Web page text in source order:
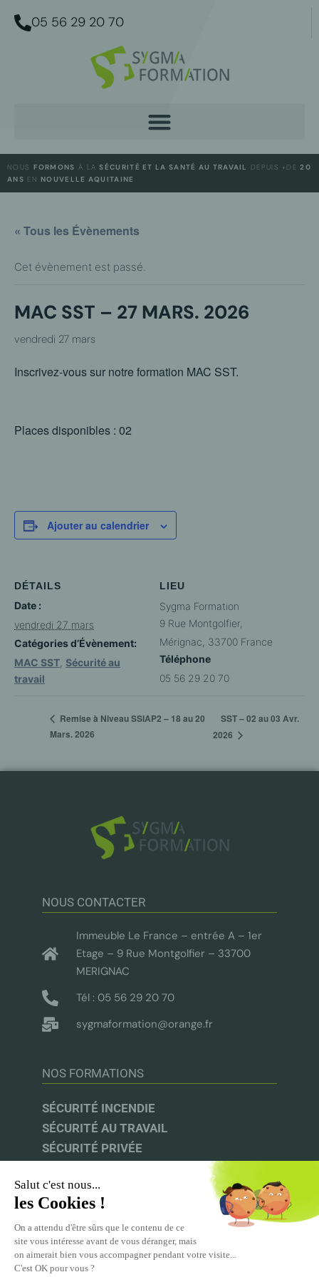
05 56 29 20 70
NOUS FORMONS À LASÉCURITÉ ET LA SANTÉ AU TRAVAIL DEPUIS +DE20
ANS ENNOUVELLE AQUITAINE
« Tous les Évènements
Cet évènement est passé.
MAC SST – 27 MARS. 2026
vendredi 27 mars
Inscrivez-vous sur notre formation MAC SST.
Places disponibles : 02
Ajouter au calendrier
DÉTAILS
Date :
vendredi 27 mars
Catégories d’Évènement:
MAC SST Sécurité au
travail
LIEU
Sygma Formation
9 Rue Montgolfier,
Mérignac 33700 France
Téléphone
05 56 29 20 70
Remise à Niveau SSIAP2 – 18 au 20
Mars. 2026
SST – 02 au 03 Avr.
2026
NOUS CONTACTER
Immeuble Le France – entrée A – 1er
Etage – 9 Rue Montgolfier – 33700
MERIGNAC
Tél : 05 56 29 20 70
sygmaformation@orange.fr
NOS FORMATIONS
SÉCURITÉ INCENDIE
SÉCURITÉ AU TRAVAIL
SÉCURITÉ PRIVÉE
UFACS | CNAPS |INRS |CPF
ACPR-PRÉVENTION